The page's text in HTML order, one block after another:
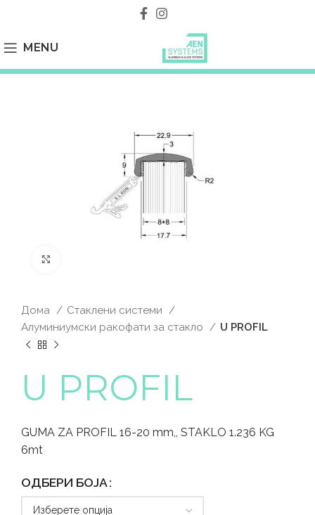
MENU
Дома
Стаклени системи
Алуминиумски ракофати за стакло
U PROFIL
U PROFIL
GUMA ZA PROFIL 16-20 mm,, STAKLO 1.236 KG
6mt
ОДБЕРИ БОЈА